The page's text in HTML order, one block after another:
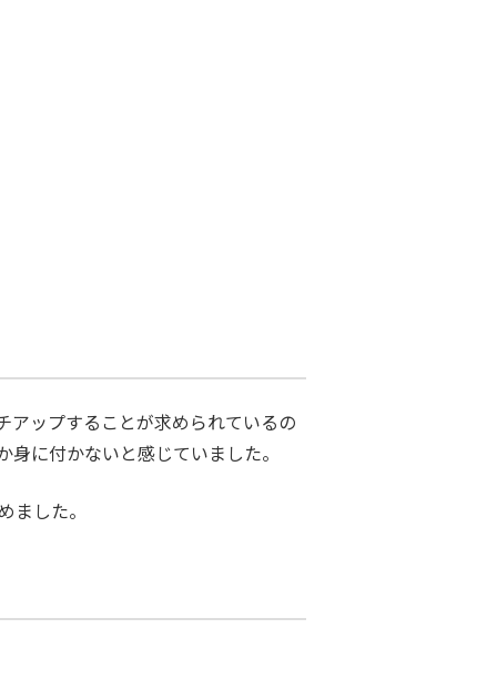
アップすることが求められているの
に付かないと感じていました。
した。